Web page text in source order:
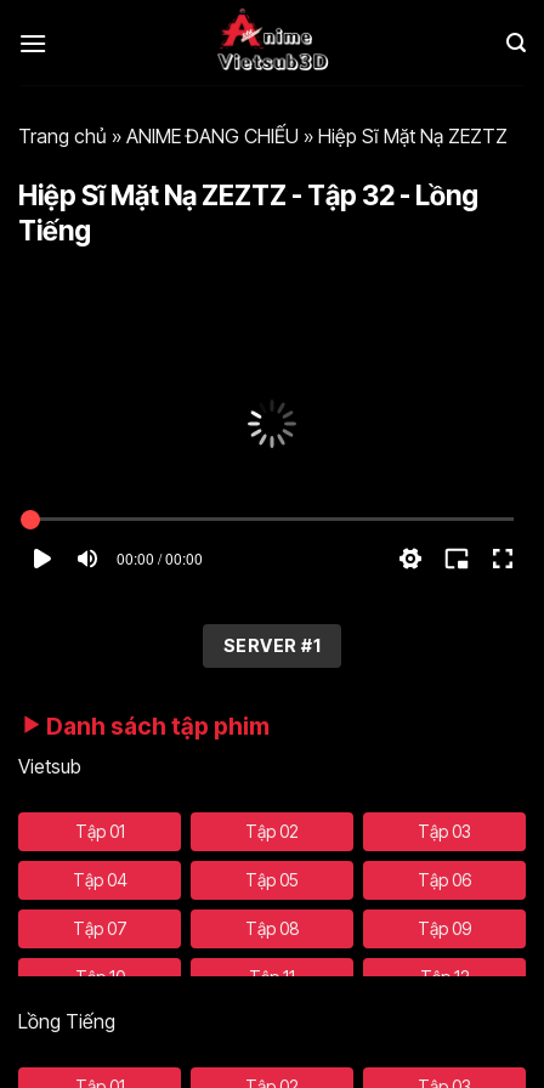
qua
Trang chủ » ANIME ĐANG CHIẾU » Hiệp Sĩ Mặt Nạ ZEZTZ
Hiệp Sĩ Mặt Nạ ZEZTZ - Tập 32 - Lồng
Tiếng
00:00 / 00:00
SERVER #1
Danh sách tập phim
Vietsub
Tập 01 Tập 02 Tập 03
Tập 04 Tập 05 Tập 06
Tập 07 Tập 08 Tập 09
Tập 10 Tập 11 Tập 12
Tập 13
Tập 16 Tập 17 Tập 18
Lồng Tiếng